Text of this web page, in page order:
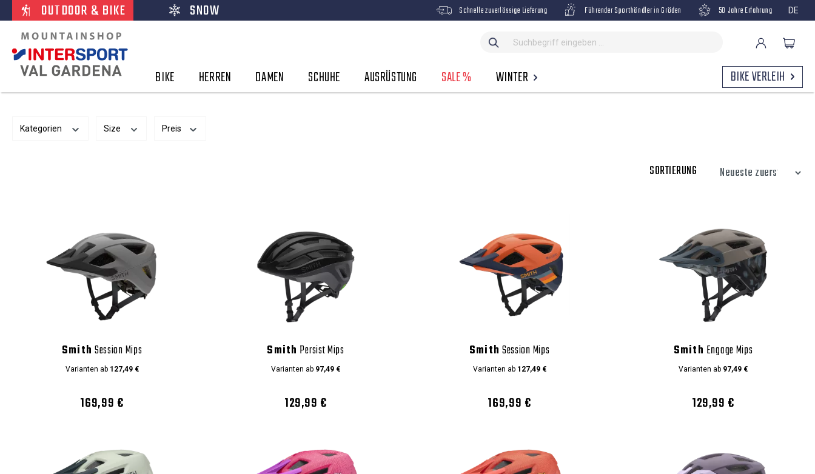
OUTDOOR & BIKE SNOW Schnelle zuverlässige Lieferung Führender Sporthändler in Gröden 50 Jahre Erfahrung DE
BIKE HERREN DAMEN SCHUHE AUSRÜSTUNG SALE % WINTER BIKE VERLEIH
Kategorien Size Preis
SORTIERUNG
Smith Session Mips
Varianten ab127,49 €
169,99 €
Smith Persist Mips
Varianten ab 97,49 €
129,99 €
Smith Session Mips
Varianten ab127,49 €
169,99 €
Smith Engage Mips
Varianten ab 97,49 €
129,99 €